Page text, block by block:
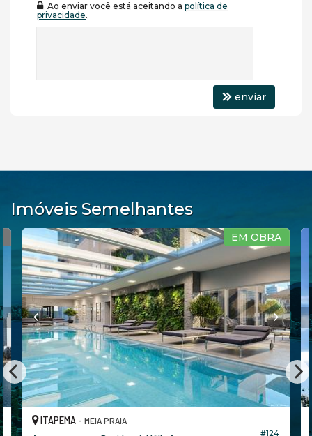
Ao enviar você está aceitando a política de
privacidade.
enviar
Imóveis Semelhantes
QUADRA MAR
#146
ITAPEMA -MEIA PRAIA